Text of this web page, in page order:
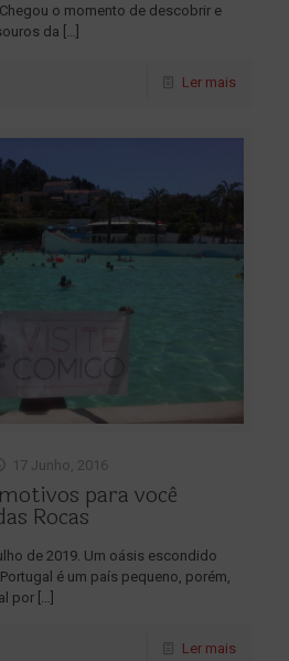
o momento de descobrir e
da
Ler mais
17 Junho, 2016
para você
Rocas
de 2019. Um oásis escondido
é um país pequeno, porém,
por […]
Ler mais